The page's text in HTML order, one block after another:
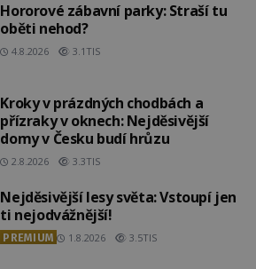
Hororové zábavní parky: Straší tu
oběti nehod?
4.8.2026 3.1TIS
Kroky v prázdných chodbách a
přízraky v oknech: Nejděsivější
domy v Česku budí hrůzu
2.8.2026 3.3TIS
Nejděsivější lesy světa: Vstoupí jen
ti nejodvážnější!
PREMIUM 1.8.2026 3.5TIS